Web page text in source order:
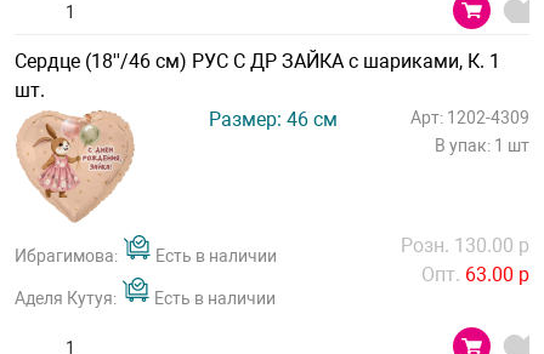
Сердце (18''/46 см) РУС С ДР ЗАЙКА с шариками, К. 1
шт.
Размер: 46 см
Арт: 1202-4309
В упак: 1 шт
Ибрагимова: Есть в наличии
Аделя Кутуя: Есть в наличии
Розн. 130.00 р
Опт. 63.00 р